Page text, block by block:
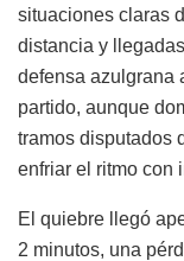
situaciones claras
distancia y
defensa azulgrana
partido, aunque
tramos disputados
enfriar el ritmo con
El quiebre llegó
2 minutos, una